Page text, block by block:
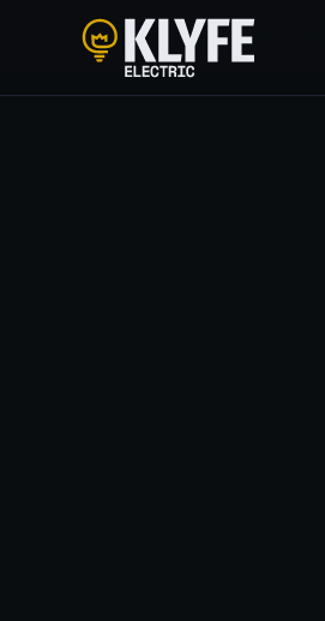
Klyfe Electric
HOME / SOLUÇÕES